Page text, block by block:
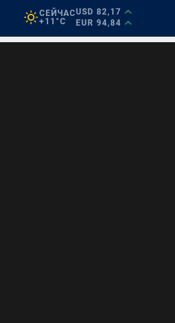
СЕЙЧАС
+11°C
USD 82,17
EUR 94,84